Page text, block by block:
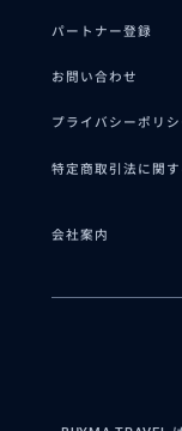
パートナー登録
お問い合わせ
プライバシーポリシ
特定商取引法に関
会社案内